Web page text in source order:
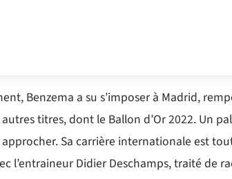
Benzema a su s’imposer à Madrid,
titres, dont le Ballon d’Or 2022. Un
Sa carrière internationale est
l’entraineur Didier Deschamps, traité de